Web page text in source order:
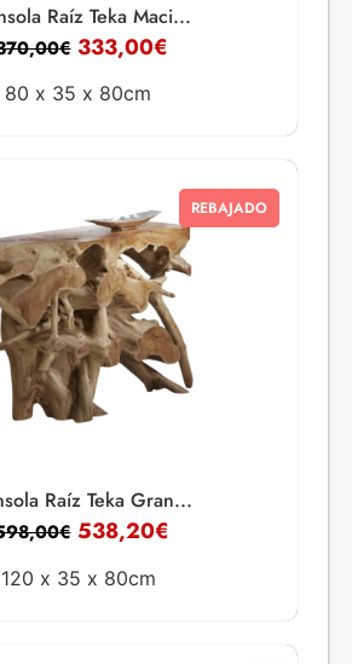
Raíz Teka Maci...
€ 333,00€
80 x 35 x 80cm
REBAJADO
Raíz Teka Gran...
€ 538,20€
120 x 35 x 80cm